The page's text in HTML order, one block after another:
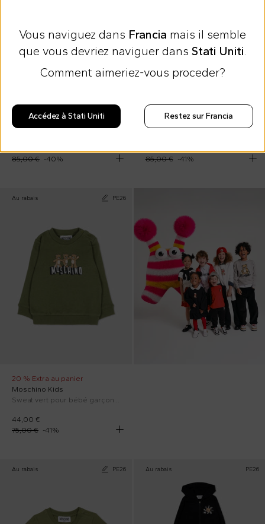
20 % Extra au panier
Moschino Kids
Sweat-shirt beige pour enfants avec Teddy Bear
85,00 € -40%
20 % Extra au panier
Moschino Kids
T-Shirt beige pour enfants avec Teddy Bear
85,00 €
-41%
Au rabais PE26
20 % Extra au panier
Moschino Kids
44,00 €
75,00 € -41%
Au rabais PE26 Au rabais PE26
Vous naviguez dans Francia mais il semble
que vous devriez naviguer dans Stati Uniti.
Comment aimeriez-vous proceder?
Accédez à Stati Uniti Restez sur Francia